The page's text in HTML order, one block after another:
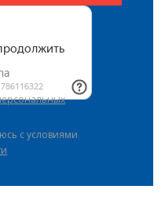
с условиями